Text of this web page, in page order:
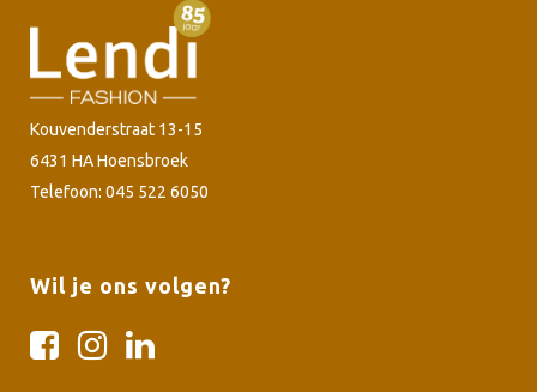
Kouvenderstraat 13-15
6431 HA Hoensbroek
Telefoon: 045 522 6050
Wil je ons volgen?